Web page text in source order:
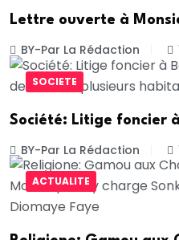
Lettre ouverte à
BY-Par La Rédaction
SOCIETE
Société: Litige foncier
BY-Par La Rédaction
ACTUALITE